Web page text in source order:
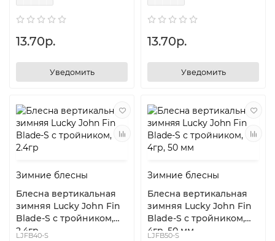
13.70р.
Уведомить
13.70р.
Уведомить
Зимние блесны
Блесна вертикальная
зимняя Lucky John Fin
Blade-S с тройником,
2.4гр
LJFB40-S
Зимние блесны
Блесна вертикальная
зимняя Lucky John Fin
Blade-S с тройником,
4гр, 50 мм
LJFB50-S